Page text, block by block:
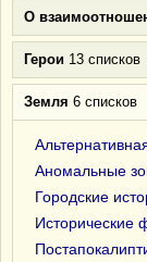
О
Герои 13 списков
Земля 6 списков
Аномальные
Городские
Исторические